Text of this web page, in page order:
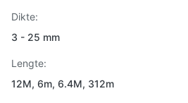
Dikte:
3 - 25 mm
Lengte:
12M, 6m, 6.4M, 312m